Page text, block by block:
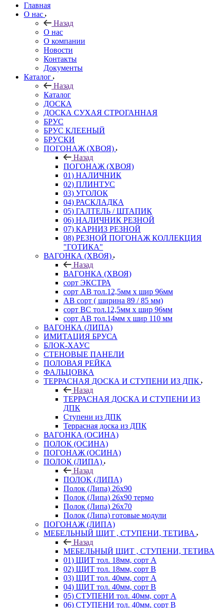
Главная
О нас
Назад
О нас
О компании
Новости
Контакты
Документы
Каталог
Назад
Каталог
ДОСКА
ДОСКА СУХАЯ СТРОГАННАЯ
БРУС
БРУС КЛЕЕНЫЙ
БРУСКИ
ПОГОНАЖ (ХВОЯ)
Назад
ПОГОНАЖ (ХВОЯ)
01) НАЛИЧНИК
02) ПЛИНТУС
03) УГОЛОК
04) РАСКЛАДКА
05) ГАЛТЕЛЬ / ШТАПИК
06) НАЛИЧНИК РЕЗНОЙ
07) КАРНИЗ РЕЗНОЙ
08) РЕЗНОЙ ПОГОНАЖ КОЛЛЕКЦИЯ
"ГОТИКА"
ВАГОНКА (ХВОЯ)
Назад
ВАГОНКА (ХВОЯ)
сорт ЭКСТРА
сорт АВ тол.12,5мм х шир 96мм
АВ сорт ( ширина 89 / 85 мм)
сорт ВС тол.12,5мм х шир 96мм
сорт АВ тол.14мм х шир 110 мм
ВАГОНКА (ЛИПА)
ИМИТАЦИЯ БРУСА
БЛОК-ХАУС
СТЕНОВЫЕ ПАНЕЛИ
ПОЛОВАЯ РЕЙКА
ФАЛЬЦОВКА
ТЕРРАСНАЯ ДОСКА И СТУПЕНИ ИЗ ДПК
Назад
ТЕРРАСНАЯ ДОСКА И СТУПЕНИ ИЗ
ДПК
Ступени из ДПК
Террасная доска из ДПК
ВАГОНКА (ОСИНА)
ПОЛОК (ОСИНА)
ПОГОНАЖ (ОСИНА)
ПОЛОК (ЛИПА)
Назад
ПОЛОК (ЛИПА)
Полок (Липа) 26х90
Полок (Липа) 26х90 термо
Полок (Липа) 26х70
Полок (Липа) готовые модули
ПОГОНАЖ (ЛИПА)
МЕБЕЛЬНЫЙ ЩИТ , СТУПЕНИ, ТЕТИВА
Назад
МЕБЕЛЬНЫЙ ЩИТ , СТУПЕНИ, ТЕТИВА
01) ЩИТ тол. 18мм, сорт А
02) ЩИТ тол. 18мм, сорт В
03) ЩИТ тол. 40мм, сорт А
04) ЩИТ тол. 40мм, сорт В
05) СТУПЕНИ тол. 40мм, сорт А
06) СТУПЕНИ тол. 40мм, сорт В